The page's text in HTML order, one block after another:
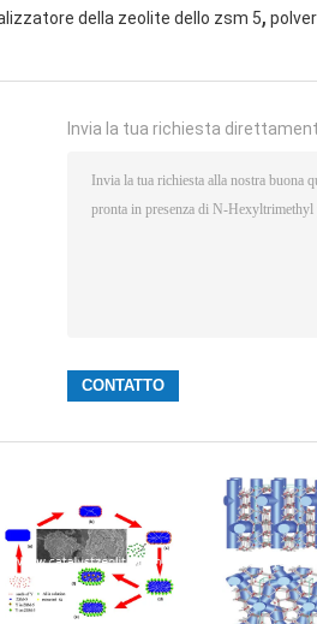
della zeolite dello zsm 5,
Invia la tua richiesta